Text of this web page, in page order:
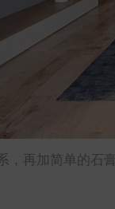
，再加简单的石